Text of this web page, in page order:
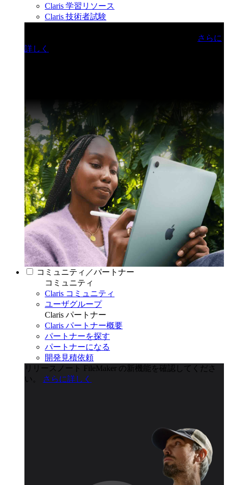
Claris 学習リソース
Claris 技術者試験
さらに
詳しく
コミュニティ／パートナー
コミュニティ
Claris コミュニティ
ユーザグループ
Claris パートナー
Claris パートナー概要
パートナーを探す
パートナーになる
開発見積依頼
リリースノート
FileMaker の新機能を確認してくださ
い。
さらに詳しく